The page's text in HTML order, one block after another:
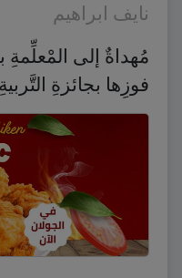
نايف ابراهيم
مُهداةٌ إلى
فوزِها بجائزةِ